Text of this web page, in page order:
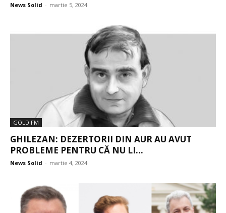
News Solid - martie 5, 2024
GOLD FM
GHILEZAN: DEZERTORII DIN AUR AU AVUT
PROBLEME PENTRU CĂ NU LI...
News Solid - martie 4, 2024